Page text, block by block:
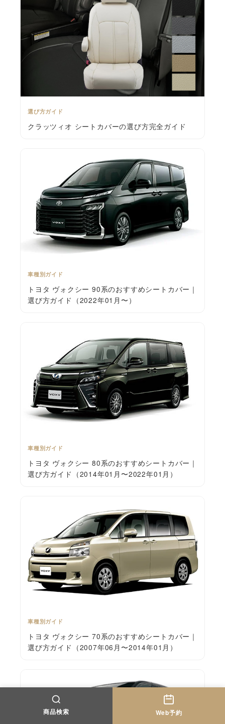
選び方ガイド
クラッツィオ シートカバーの選び方完全ガイド
車種別ガイド
トヨタ ヴォクシー 90系のおすすめシートカバー｜
選び方ガイド（2022年01月〜）
車種別ガイド
トヨタ ヴォクシー 80系のおすすめシートカバー｜
選び方ガイド（2014年01月〜2022年01月）
車種別ガイド
トヨタ ヴォクシー 70系のおすすめシートカバー｜
選び方ガイド（2007年06月〜2014年01月）
商品検索 Web予約